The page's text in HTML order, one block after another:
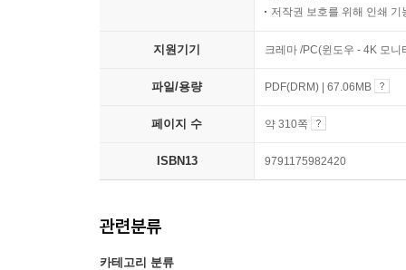
저작권 보호를 위해 인쇄 기
지원기기 크레마 /PC(윈도우 - 4K 모
파일/용량 PDF(DRM) | 67.06MB
페이지 수 약 310쪽
ISBN13 9791175982420
관련분류
카테고리 분류